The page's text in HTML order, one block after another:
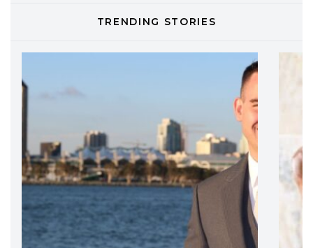
LABEL.M lancia la sua innovativa ed
professionali
TRENDING STORIES